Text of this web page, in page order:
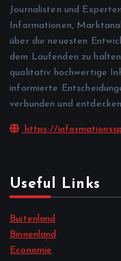
Journalisten und
Informationen,
über die neuesten
dem Laufenden zu
qualitativ hochwertige
informierte
verbunden und
https://
Useful Links
Buitenland
Binnenland
Economie